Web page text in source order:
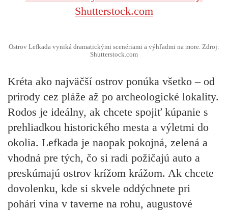
Ostrov Lefkada vyniká dramatickými scenériami a výhľadmi na more. Zdroj:
Shutterstock.com
Kréta ako najväčší ostrov ponúka všetko – od
prírody cez pláže až po archeologické lokality.
Rodos je ideálny, ak chcete spojiť kúpanie s
prehliadkou historického mesta a výletmi do
okolia. Lefkada je naopak pokojná, zelená a
vhodná pre tých, čo si radi požičajú auto a
preskúmajú ostrov krížom krážom. Ak chcete
dovolenku, kde si skvele oddýchnete pri
pohári vína v taverne na rohu, augustové